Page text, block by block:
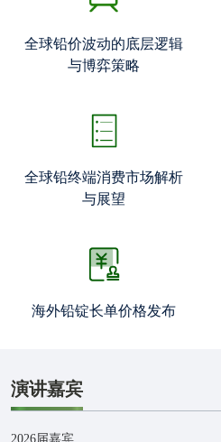
全球铅价波动的底层逻辑
与博弈策略
全球铅终端消费市场解析
与展望
海外铅锭长单价格发布
演讲嘉宾
2026届嘉宾